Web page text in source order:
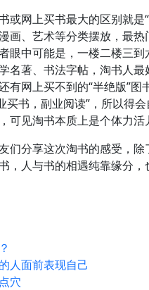
或网上买书最大的区别就
画、艺术等分类摆放，最
眼中可能是，一楼二楼三
名著、书法字帖，淘书人
有网上买不到的“半绝版”
买书，副业阅读”，所以得
可见淘书本质上是个体力活
们分享这次淘书的感受，
，人与书的相遇纯靠缘分，
人面前表现自己
穴